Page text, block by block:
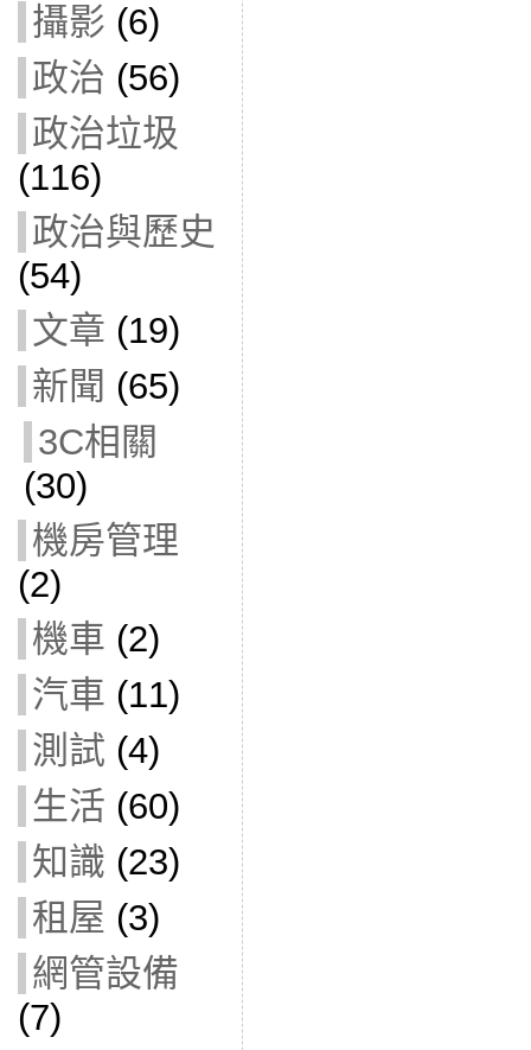
攝影 (6)
政治 (56)
政治垃圾
(116)
政治與歷史
(54)
文章 (19)
新聞 (65)
3C相關
(30)
機房管理
(2)
機車 (2)
汽車 (11)
測試 (4)
生活 (60)
知識 (23)
租屋 (3)
網管設備
(7)